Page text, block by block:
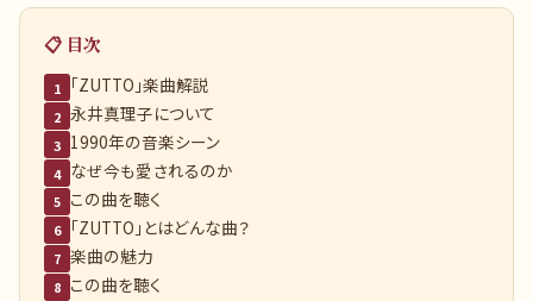
📋 目次
1 「ZUTTO」楽曲解説
2 永井真理子について
3 1990年の音楽シーン
4 なぜ今も愛されるのか
5 この曲を聴く
6 「ZUTTO」とはどんな曲？
7 楽曲の魅力
8 この曲を聴く